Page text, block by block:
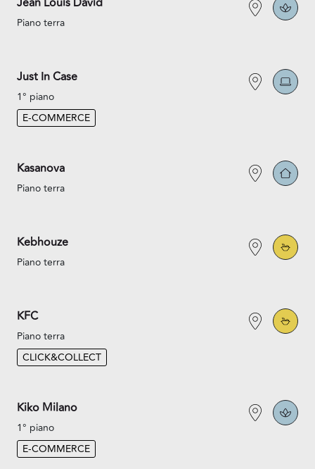
Piano terra
Just In Case
1° piano
E-COMMERCE
Kasanova
Piano terra
Kebhouze
Piano terra
KFC
Piano terra
CLICK&COLLECT
Kiko Milano
1° piano
E-COMMERCE